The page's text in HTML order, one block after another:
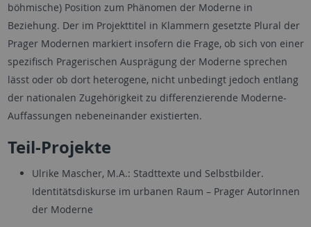
böhmische) Position zum Phänomen der Moderne in
Beziehung. Der im Projekttitel in Klammern gesetzte Plural der
Prager Modernen markiert insofern die Frage, ob sich von einer
spezifisch Pragerischen Ausprägung der Moderne sprechen
lässt oder ob dort heterogene, nicht unbedingt jedoch entlang
der nationalen Zugehörigkeit zu differenzierende Moderne-
Auffassungen nebeneinander existierten.
Teil-Projekte
Ulrike Mascher, M.A.: Stadttexte und Selbstbilder.
Identitätsdiskurse im urbanen Raum – Prager AutorInnen
der Moderne